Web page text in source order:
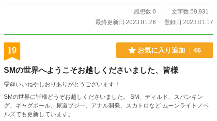
感想数 0
文字数 59,931
最終更新日 2023.01.26
登録日 2023.01.17
19 お気に入り追加 46
SMの世界へようこそお越しくださいました、皆様
雫@いいねやしおりありがとうございます！
SMの世界に皆様どうぞお越しくださいました。 SM、ディルド、スパンキン
グ、ギャグボール、尿道ブジ―、アナル開発、スカトロなど ムーンライトノベ
ルズでも更新しています。